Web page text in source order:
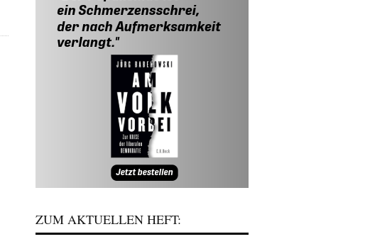
ZUM AKTUELLEN HEFT: